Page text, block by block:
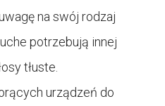
na swój rodzaj
potrzebują innej
tłuste.
urządzeń do